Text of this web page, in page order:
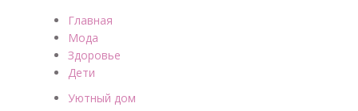
Главная
Мода
Здоровье
Дети
Уютный дом